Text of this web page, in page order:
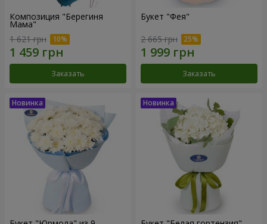
Композиция "Берегиня
Мама"
1 621 грн
Заказать
Букет "Фея"
2 665 грн
Заказать